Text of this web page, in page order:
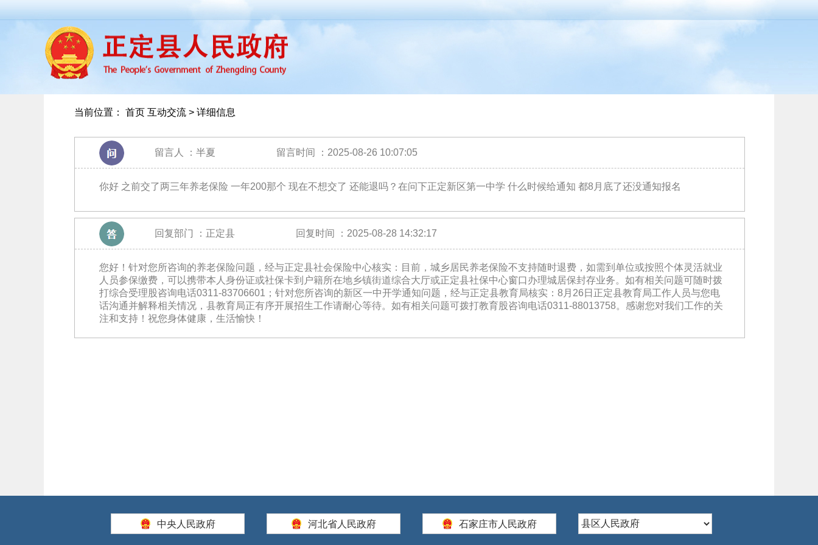
当前位置： 首页 互动交流 > 详细信息
留言人 ： 半夏 留言时间 ：2025-08-26 10:07:05
你好 之前交了两三年养老保险 一年200那个 现在不想交了 还能退吗？在问下正定新区第一中学 什么时候给通知 都8月底了还没通知报名
回复部门 ： 正定县 回复时间 ：2025-08-28 14:32:17
您好！针对您所咨询的养老保险问题，经与正定县社会保险中心核实：目前，城乡居民养老保险不支持随时退费，如需到单位或按照个体灵活就业
人员参保缴费，可以携带本人身份证或社保卡到户籍所在地乡镇街道综合大厅或正定县社保中心窗口办理城居保封存业务。如有相关问题可随时拨
打综合受理股咨询电话0311-83706601；针对您所咨询的新区一中开学通知问题，经与正定县教育局核实：8月26日正定县教育局工作人员与您电
话沟通并解释相关情况，县教育局正有序开展招生工作请耐心等待。如有相关问题可拨打教育股咨询电话0311-88013758。感谢您对我们工作的关
注和支持！祝您身体健康，生活愉快！